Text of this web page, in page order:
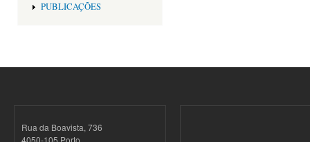
PUBLICAÇÕES
Rua da Boavista, 736